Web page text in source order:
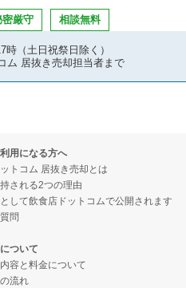
件一覧
案件一覧
覧
件一覧
件の案件一覧
件一覧
件の案件一覧
売却物件の案件一覧
件の案件一覧
一覧
一覧
の案件一覧
件一覧
居抜き売却物件の案件一覧
一覧
密厳守 相談無料
（土日祝祭日除く）
ム 居抜き売却担当者まで
用になる方へ
トコム 居抜き売却とは
される2つの理由
して飲食店ドットコムで公開されます
問
ついて
容と料金について
流れ